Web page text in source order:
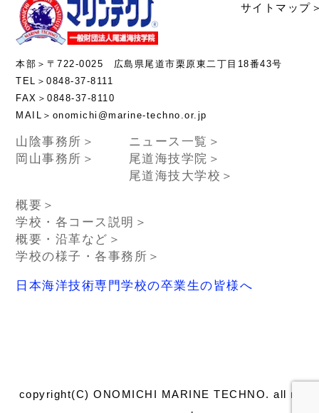
サイトマップ
本部＞〒722-0025 広島県尾道市栗原東二丁目18番43号
TEL＞0848-37-8111
FAX＞0848-37-8110
MAIL＞onomichi@marine-techno.or.jp
山陰事務所＞
岡山事務所＞
ニュース一覧＞
尾道海技学院＞
尾道海技大学校＞
概要＞
学校・各コース説明＞
概要・沿革など＞
学校の様子・各事務所＞
日本海洋技術専門学校の卒業生の皆様へ
copyright(C) ONOMICHI MARINE TECHNO. all